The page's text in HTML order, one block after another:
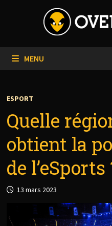
MENU
ESPORT
Quelle
obtient la
de l’eSports
13 mars 2023